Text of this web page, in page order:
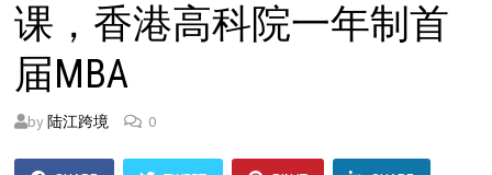
课，香港高科院一年制首
届MBA
by陆江跨境 0